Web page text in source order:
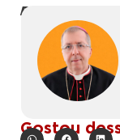
Religiosa
Gostou